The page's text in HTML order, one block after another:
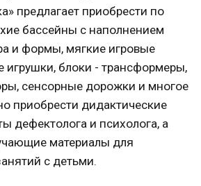
предлагает приобрести по
бассейны с наполнением
и формы, мягкие игровые
игрушки, блоки - трансформеры,
сенсорные дорожки и многое
приобрести дидактические
дефектолога и психолога, а
материалы для
с детьми.